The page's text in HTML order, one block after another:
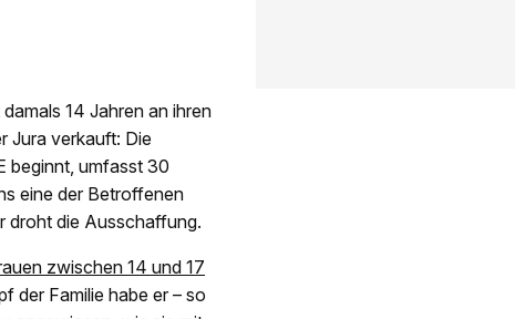
14 Jahren an ihren
Jura verkauft: Die
beginnt, umfasst 30
eine der Betroffenen
droht die Ausschaffung.
zwischen 14 und 17
der Familie habe er – so